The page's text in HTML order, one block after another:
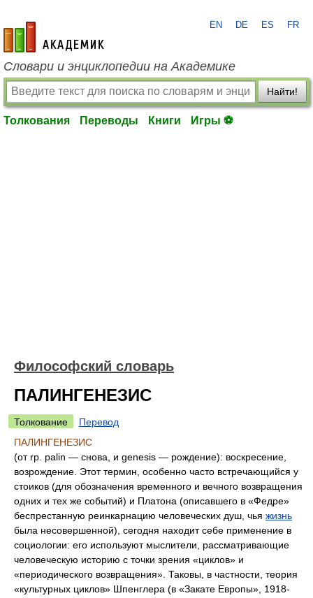
academic.ru
EN DE ES FR
Словари и энциклопедии на Академике
Найти!
Толкования Переводы Книги Игры ⚽
Философский словарь
ПАЛИНГЕНЕЗИС
Толкование
Перевод
ПАЛИНГЕНЕЗИС
(от rp. palin — снова, и genesis — рождение): воскресение,
возрождение. Этот термин, особенно часто встречающийся у
стоиков (для обозначения временного и вечного возвращения
одних и тех же событий) и Платона (описавшего в «Федре»
беспрестанную реинкарнацию человеческих душ, чья жизнь
была несовершенной), сегодня находит себе применение в
социологии: его используют мыслители, рассматривающие
человеческую историю с точки зрения «циклов» и
«периодического возвращения». Таковы, в частности, теория
«культурных циклов» Шпенглера (в «Закате Европы», 1918-